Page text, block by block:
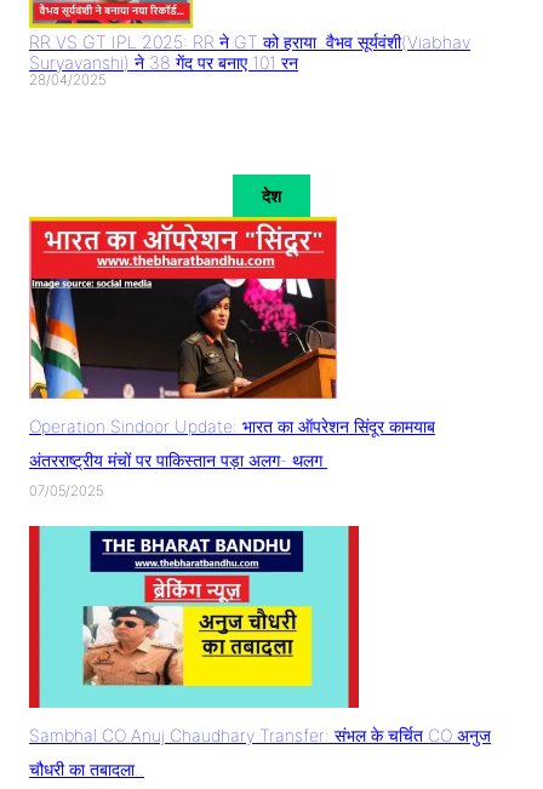
RR VS GT IPL 2025: RR ने GT को हराया..वैभव सूर्यवंशी(Viabhav
Suryavanshi) ने 38 गेंद पर बनाए 101 रन
28/04/2025
देश
Operation Sindoor Update: भारत का ऑपरेशन सिंदूर कामयाब
अंतरराष्ट्रीय मंचों पर पाकिस्तान पड़ा अलग- थलग
07/05/2025
Sambhal CO Anuj Chaudhary Transfer: संभल के चर्चित CO अनुज
चौधरी का तबादला..